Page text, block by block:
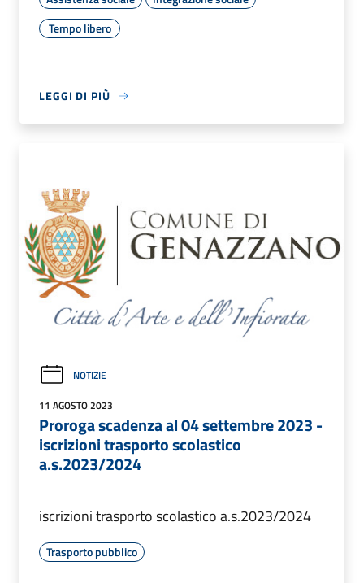
Tempo libero
LEGGI DI PIÙ
NOTIZIE
11 AGOSTO 2023
Proroga scadenza al 04 settembre 2023 -
iscrizioni trasporto scolastico
a.s.2023/2024
iscrizioni trasporto scolastico a.s.2023/2024
Trasporto pubblico